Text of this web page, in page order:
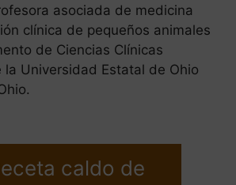
asociada de medicina
clínica de pequeños animales
de Ciencias Clínicas
la Universidad Estatal de Ohio
caldo de